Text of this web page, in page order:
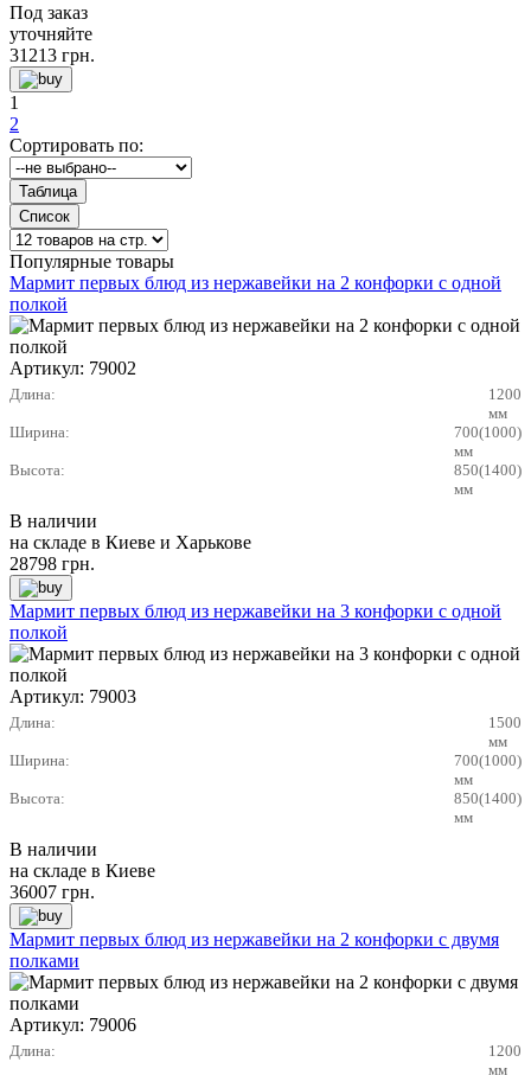
Под заказ
уточняйте
31213 грн.
1
2
Сортировать по:
Популярные товары
Мармит первых блюд из нержавейки на 2 конфорки с одной
полкой
Артикул: 79002
Длина:
1200
мм
Ширина:
700(1000)
мм
Высота:
850(1400)
мм
В наличии
на складе в Киеве и Харькове
28798 грн.
Мармит первых блюд из нержавейки на 3 конфорки с одной
полкой
Артикул: 79003
Длина:
1500
мм
Ширина:
700(1000)
мм
Высота:
850(1400)
мм
В наличии
на складе в Киеве
36007 грн.
Мармит первых блюд из нержавейки на 2 конфорки с двумя
полками
Артикул: 79006
Длина:
1200
мм